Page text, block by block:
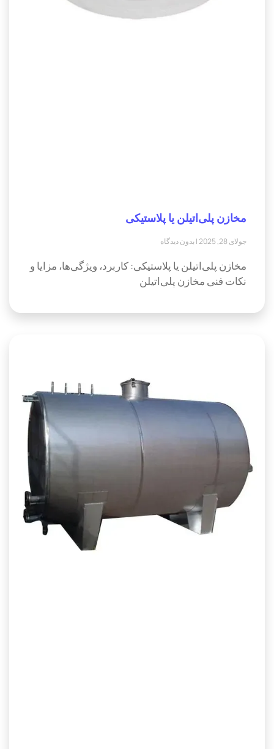
مخازن پلی‌اتیلن یا پلاستیکی
جولای 28, 2025 بدون دیدگاه
مخازن پلی‌اتیلن یا پلاستیکی: کاربرد، ویژگی‌ها، مزایا و
نکات فنی مخازن پلی‌اتیلن